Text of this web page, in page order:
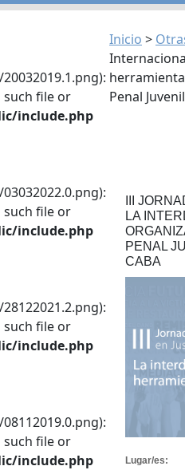
such file or
include.php
such file or
include.php
such file or
include.php
such file or
include.php
Inicio >
Penal
III
LA
PENAL
CABA
Lugar/es: